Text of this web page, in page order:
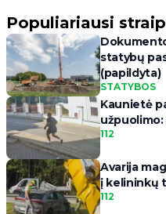
Populiariausi
statybų
(papildyta)
STATYBOS
Kaunietė
užpuolimo:
112
Avarija
į kelininkų
112